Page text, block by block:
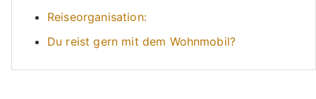
Reiseorganisation:
Du reist gern mit dem Wohnmobil?